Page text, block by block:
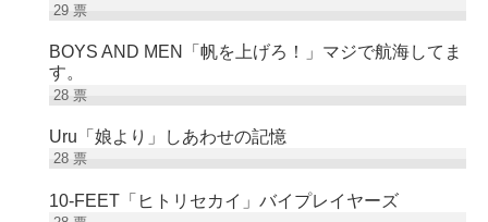
29票
BOYS AND MEN「帆を上げろ！」マジで航海してま
す。
28票
Uru「娘より」しあわせの記憶
28票
10-FEET「ヒトリセカイ」バイプレイヤーズ